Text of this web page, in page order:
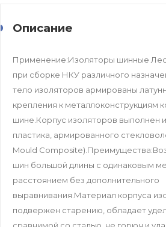
Описание
Применение:Изоляторы шинные
при сборке НКУ различного
тело изоляторов армированы
крепления к металлоконструкциям
шине.Корпус изоляторов выполнен
пластика, армированного
Mould
шин большой длины с одинаковым
расстоянием без дополнительного
выравнивания.Материал корпуса
подвержен старению, обладает
сравнимой со сталью, не горюч и